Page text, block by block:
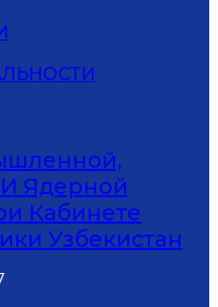
Ядерной
Кабинете
Узбекистан